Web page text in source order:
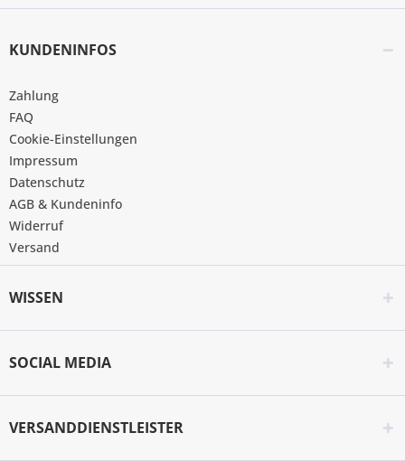
KUNDENINFOS
Zahlung
FAQ
Cookie-Einstellungen
Impressum
Datenschutz
AGB & Kundeninfo
Widerruf
Versand
WISSEN
SOCIAL MEDIA
VERSANDDIENSTLEISTER